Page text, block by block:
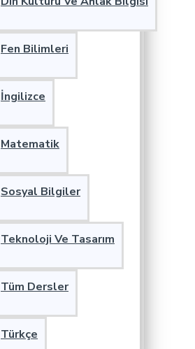
Fen Bilimleri
İngilizce
Matematik
Sosyal Bilgiler
Teknoloji Ve Tasarım
Tüm Dersler
Türkçe